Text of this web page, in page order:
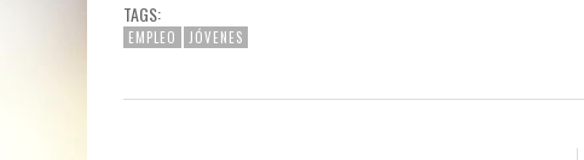
TAGS:
EMPLEO JÓVENES